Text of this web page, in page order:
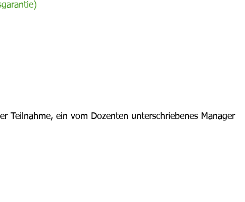
Teilnahme, ein vom Dozenten unterschriebenes Manager